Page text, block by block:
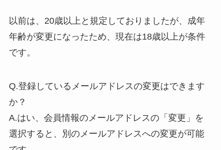
以前は、20歳以上と規定しておりましたが、成年
年齢が変更になったため、現在は18歳以上が条件
です。
Q.登録しているメールアドレスの変更はできます
か？
A.はい、会員情報のメールアドレスの「変更」を
選択すると、別のメールアドレスへの変更が可能